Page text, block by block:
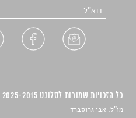
כל הזכויות שמורות לסלונט 2025-2015 ©
מו"ל: אבי גרוסברד